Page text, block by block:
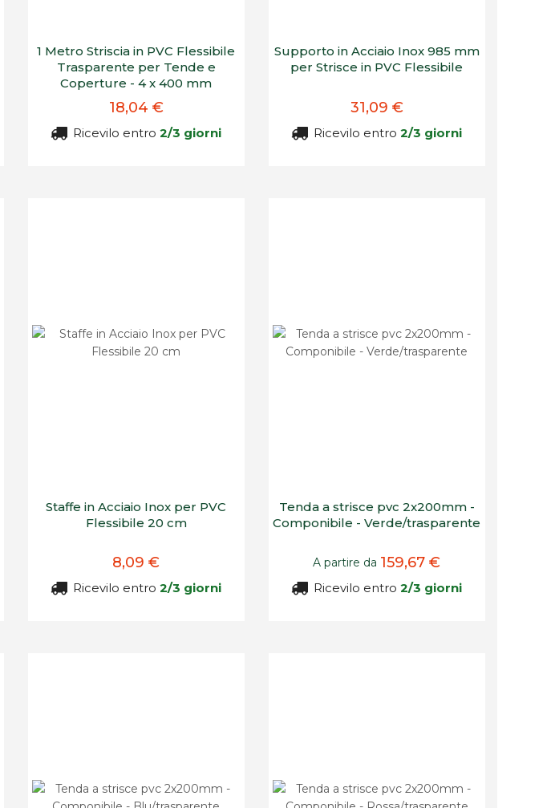
1 Metro Striscia in PVC Flessibile
Trasparente per Tende e
Coperture - 4 x 400 mm
18,04 €
Ricevilo entro2/3 giorni
Supporto in Acciaio Inox 985 mm
per Strisce in PVC Flessibile
31,09 €
Ricevilo entro2/3 giorni
Staffe in Acciaio Inox per PVC
Flessibile 20 cm
8,09 €
Ricevilo entro2/3 giorni
Tenda a strisce pvc 2x200mm -
Componibile - Verde/trasparente
A partire da 159,67 €
Ricevilo entro2/3 giorni